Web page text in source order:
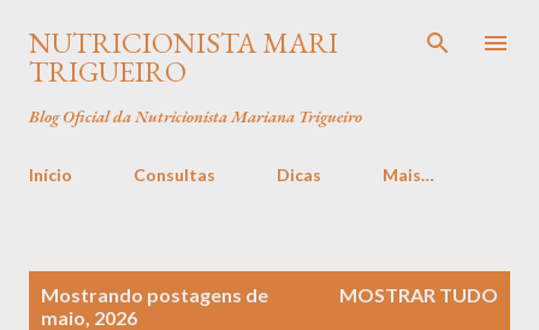
Pular para o conteúdo principal
NUTRICIONISTA MARI
TRIGUEIRO
Blog Oficial da Nutricionista Mariana Trigueiro
Início Consultas Dicas Mais…
Mostrando postagens de
maio, 2026
MOSTRAR TUDO